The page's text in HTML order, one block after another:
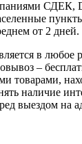
СДЕК,
от 2 дней.
в любое
–
товарами,
наличие
выездом на